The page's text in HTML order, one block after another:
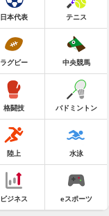
日本代表 テニス
ラグビー 中央競馬
格闘技 バドミントン
陸上 水泳
ビジネス eスポーツ